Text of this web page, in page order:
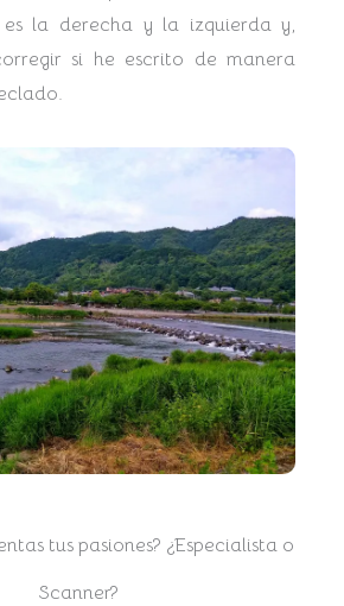
es la derecha y la izquierda y,
si he escrito de manera
tus pasiones? ¿Especialista o
Scanner?